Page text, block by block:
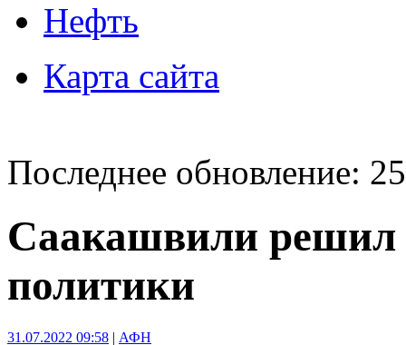
Нефть
Карта сайта
Последнее обновление:
Саакашвили решил
политики
31.07.2022 09:58 | АФН